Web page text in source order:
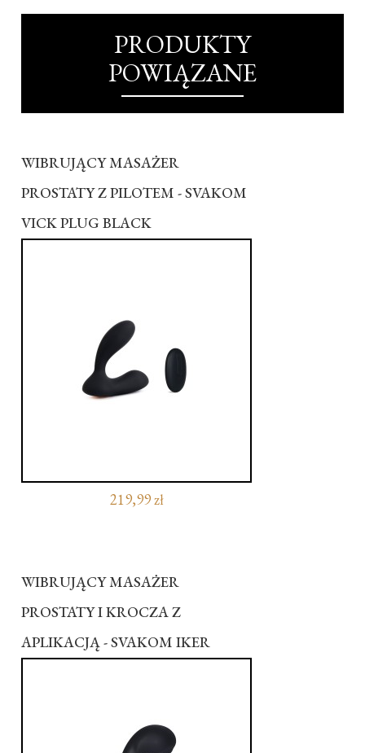
PRODUKTY
POWIĄZANE
WIBRUJĄCY MASAŻER
PROSTATY Z PILOTEM - SVAKOM
VICK PLUG BLACK
219,99 zł
WIBRUJĄCY MASAŻER
PROSTATY I KROCZA Z
APLIKACJĄ - SVAKOM IKER